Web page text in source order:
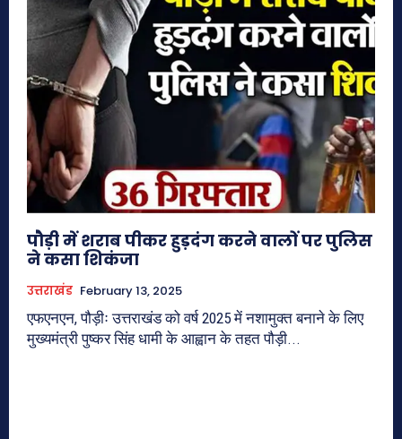
पौड़ी में शराब पीकर हुड़दंग करने वालों पर पुलिस
ने कसा शिकंजा
उत्तराखंड February 13, 2025
एफएनएन, पौड़ीः उत्तराखंड को वर्ष 2025 में नशामुक्त बनाने के लिए
मुख्यमंत्री पुष्कर सिंह धामी के आह्वान के तहत पौड़ी...